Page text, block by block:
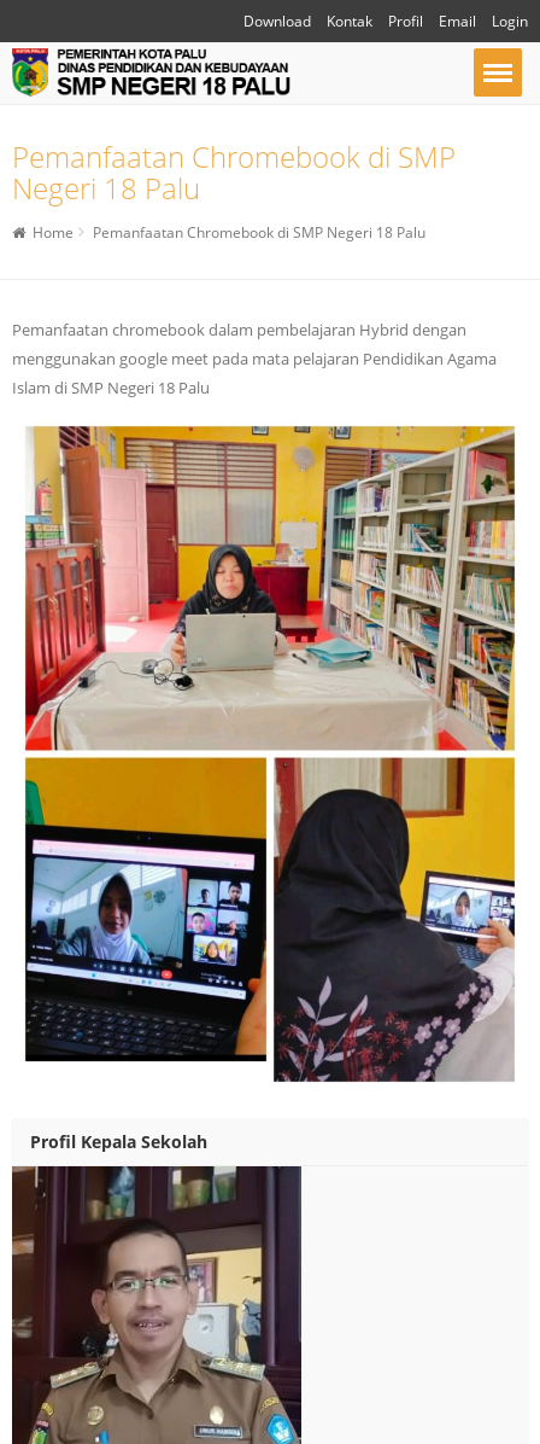
Download Kontak Profil Email Login
Pemanfaatan Chromebook di SMP
Negeri 18 Palu
Home Pemanfaatan Chromebook di SMP Negeri 18 Palu
Pemanfaatan chromebook dalam pembelajaran Hybrid dengan
menggunakan google meet pada mata pelajaran Pendidikan Agama
Islam di SMP Negeri 18 Palu
Profil Kepala Sekolah